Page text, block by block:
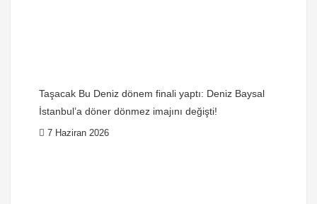
Taşacak Bu Deniz dönem finali yaptı: Deniz Baysal
İstanbul’a döner dönmez imajını değişti!
7 Haziran 2026